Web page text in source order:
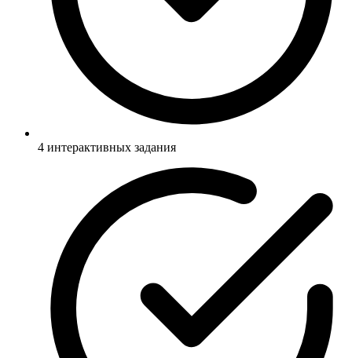
4 интерактивных задания